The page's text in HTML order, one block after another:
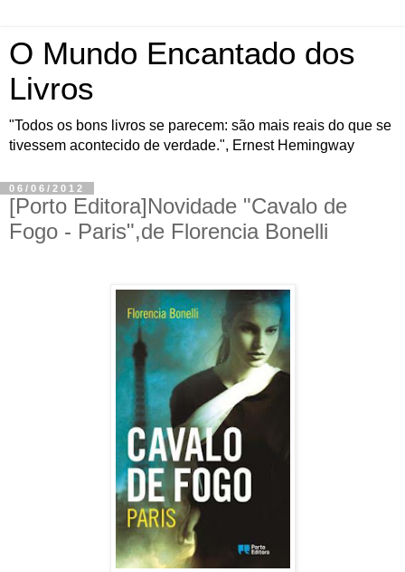
O Mundo Encantado dos
Livros
"Todos os bons livros se parecem: são mais reais do que se
tivessem acontecido de verdade.", Ernest Hemingway
06/06/2012
[Porto Editora]Novidade "Cavalo de
Fogo - Paris",de Florencia Bonelli